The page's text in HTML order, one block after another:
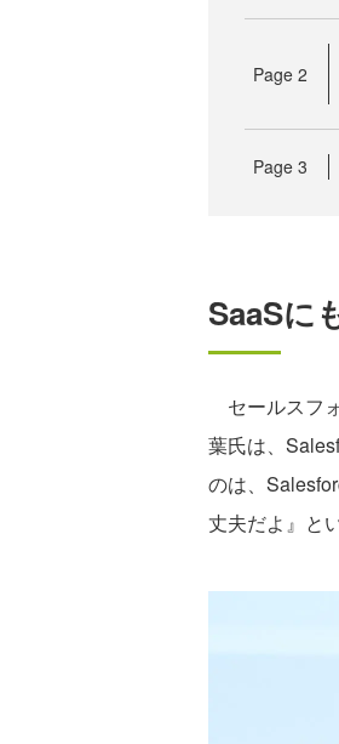
Page 2
Page 3
SaaSに
セールスフ
葉氏は、
のは、
丈夫だよ』と